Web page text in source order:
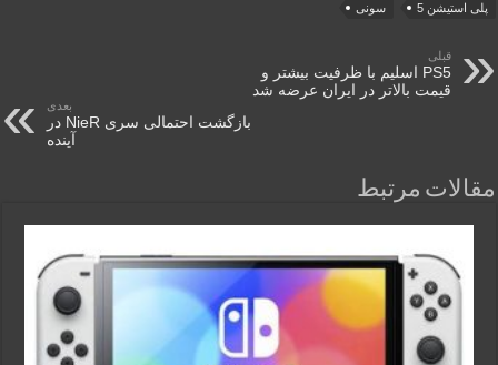
پلی استیشن 5
سونی
قبلی
PS5 اسلیم با ظرفیت بیشتر و
قیمت بالاتر در ایران عرضه شد
بعدی
بازگشت احتمالی سری NieR در
آینده
مقالات مرتبط